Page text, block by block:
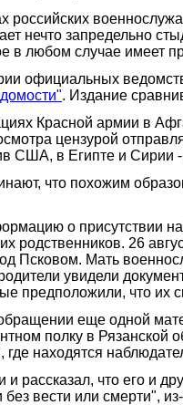
российских
нечто запредельно
в любом случае имеет
официальных
. Издание
Красной армии в
цензурой
США, в Египте и Сирии
что похожим
о присутствии на
родственников. 26
Псковом. Мать
увидели
предположили, что их
обращении еще одной
полку в Рязанской
где находятся
рассказал, что его и
вести или смерти",